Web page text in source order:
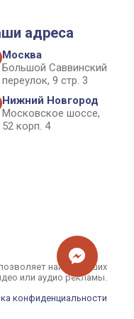
адреса
Москва
Большой Саввинский
переулок, 9 стр. 3
Нижний Новгород
Московское шоссе,
52 корп. 4
найти лучших
или аудио рекламы.
конфиденциальности